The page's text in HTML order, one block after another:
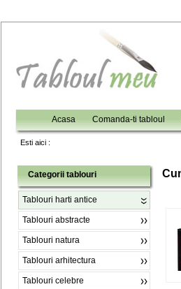
Acasa Comanda-ti tabloul
Esti aici :
Categorii tablouri
Tablouri harti antice
Tablouri abstracte
Tablouri natura
Tablouri arhitectura
Tablouri celebre
C